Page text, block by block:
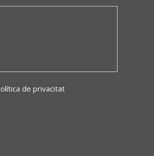
de privacitat